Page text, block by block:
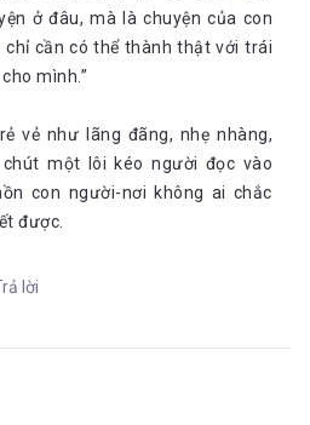
ở đâu, mà là chuyện của con
chỉ cần có thể thành thật với trái
mình.”
vẻ như lãng đãng, nhẹ nhàng,
một lôi kéo người đọc vào
con người-nơi không ai chắc
được.
lời